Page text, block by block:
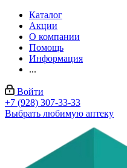
Каталог
Акции
О компании
Помощь
Информация
...
Войти
+7 (928) 307-33-33
Выбрать любимую аптеку